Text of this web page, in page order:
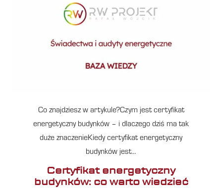
Co znajdziesz w artykule?Czym jest certyfikat
energetyczny budynków – i dlaczego dziś ma tak
duże znaczenieKiedy certyfikat energetyczny
budynków jest…
Certyfikat energetyczny
budynków: co warto wiedzieć